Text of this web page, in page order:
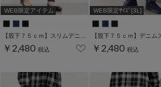
WEB限定アイテム
￥2,480 税込
WEB限定ｻｲｽﾞ[3L]
￥2,480 税込